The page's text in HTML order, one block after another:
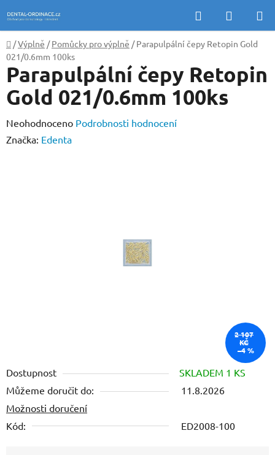
na
obsah
Hledat
KOŠÍK
Domů
/Výplně / Pomůcky pro výplně / Parapulpální čepy Retopin Gold
021/0.6mm 100ks
Dostupnost
SKLADEM 1 KS
Můžeme doručit do:
11.8.2026
Možnosti doručení
Kód:
ED2008-100
Parapulpální čepy Retopin
Gold 021/0.6mm 100ks
Průměrné
hodnocení
Neohodnoceno Podrobnosti hodnocení
Značka: Edenta
2 107
KČ
–4 %